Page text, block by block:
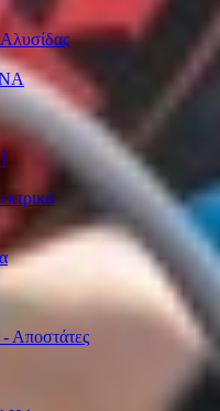
Αποστάτες